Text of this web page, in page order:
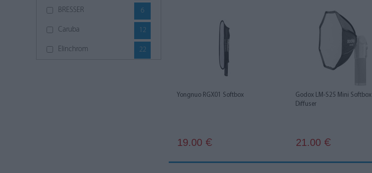
BRESSER 6
Caruba 12
Elinchrom 22
Yongnuo RGX01 Softbox
19.00 €
Godox LM-S25 Mini Softbox
Diffuser
21.00 €